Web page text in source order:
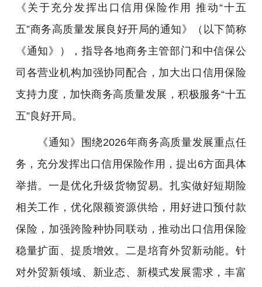
《关于充分发挥出口信用保险作用 推动“十五
五”商务高质量发展良好开局的通知》（以下简称
《通知》），指导各地商务主管部门和中信保公
司各营业机构加强协同配合，加大出口信用保险
支持力度，加快商务高质量发展，积极服务“十五
五”良好开局。
《通知》围绕2026年商务高质量发展重点任
务，充分发挥出口信用保险作用，提出6方面具体
举措。一是优化升级货物贸易。扎实做好短期险
相关工作，优化限额资源供给，用好进口预付款
保险，加强跨险种协同联动，推动出口信用保险
稳量扩面、提质增效。二是培育外贸新动能。针
对外贸新领域、新业态、新模式发展需求，丰富